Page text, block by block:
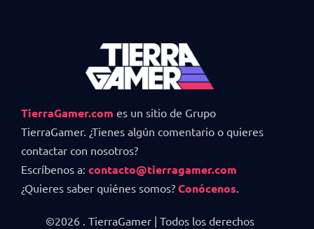
TierraGamer.com es un sitio de Grupo
TierraGamer. ¿Tienes algún comentario o quieres
contactar con nosotros?
Escríbenos a: contacto@tierragamer.com
¿Quieres saber quiénes somos? Conócenos.
©2026 . TierraGamer | Todos los derechos